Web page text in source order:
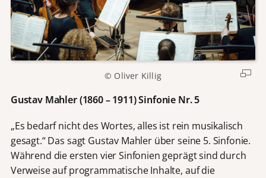
© Oliver Killig
Gustav Mahler (1860 – 1911) Sinfonie Nr. 5
„Es bedarf nicht des Wortes, alles ist rein musikalisch
gesagt.“ Das sagt Gustav Mahler über seine 5. Sinfonie.
Während die ersten vier Sinfonien geprägt sind durch
Verweise auf programmatische Inhalte, auf die